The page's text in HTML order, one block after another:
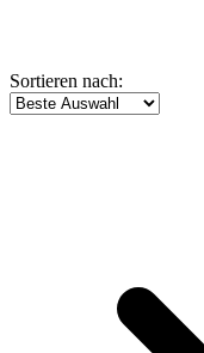
Sortieren nach: